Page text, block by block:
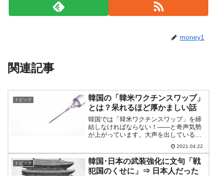
money1
関連記事
トピック
韓国の「韓米ワクチンスワップ」
とは？呆れるほど厚かましい話
韓国では「韓米ワクチンスワップ」を締
結しなければならない！――と奇声気勢
が上がっています。大声を出しているの
は、鄭義溶（チョン・ウィヨン）外交部
長官です。そもそも「ワクチンスワッ
プ」って何？そもそも「韓米ワクチンス
ワップ」ってなんだ？と思わ...
2021.04.22
トピック
韓国･日本の武装強化に文句「戦
犯国のくせに」⇒ 日本人だった